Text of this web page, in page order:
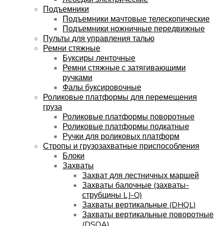
Подъемники
Подъемники мачтовые телескопические
Подъемники ножничные передвижные
Пульты для управления талью
Ремни стяжные
Буксиры ленточные
Ремни стяжные с затягивающими
ручками
Фалы буксировочные
Роликовые платформы для перемещения
груза
Роликовые платформы поворотные
Роликовые платформы подкатные
Ручки для роликовых платформ
Стропы и грузозахватные приспособления
Блоки
Захваты
Захват для лестничных маршей
Захваты балочные (захваты-
струбцины LJ-Q)
Захваты вертикальные (DHQL)
Захваты вертикальные поворотные
(DSQA)